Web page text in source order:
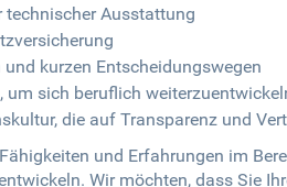
technischer Ausstattung
kurzen Entscheidungswegen
sich beruflich
die auf Transparenz und
und Erfahrungen im
Wir möchten, dass Sie